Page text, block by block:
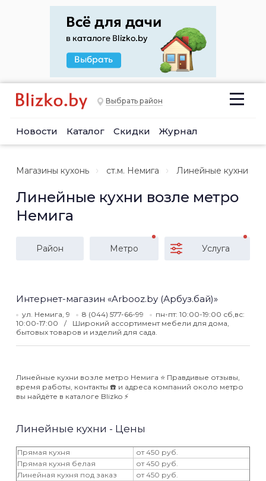
Выбрать район
Новости Каталог Скидки Журнал
Магазины кухонь ст.м. Немига Линейные кухни
Линейные кухни возле метро
Немига
Район Метро Услуга
Интернет-магазин «Arbooz.by (Арбуз.бай)»
ул. Немига, 9 8 (044) 577-66-99
пн-пт: 10:00-19:00 сб,вс:
10:00-17:00
Широкий ассортимент мебели для дома,
бытовых товаров и изделий для сада.
Линейные кухни возле метро Немига ⭐️ Правдивые отзывы,
время работы, контакты ☎️ и адреса компаний около метро
вы найдёте в каталоге Blizko ⚡️
Линейные кухни - Цены
Прямая кухня
от 450 руб.
Прямая кухня белая
от 450 руб.
Линейная кухня под заказ
от 450 руб.